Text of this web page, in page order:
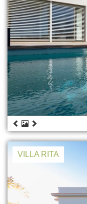
VILLA RITA